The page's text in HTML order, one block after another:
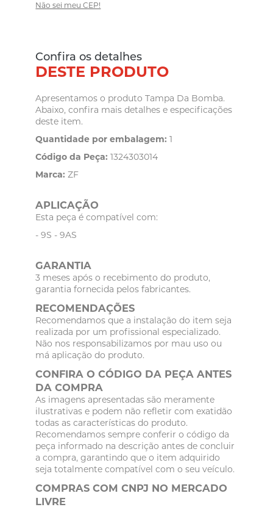
Não sei meu CEP!
Confira os detalhes
DESTE PRODUTO
Apresentamos o produto Tampa Da Bomba.
Abaixo, confira mais detalhes e especificações
deste item.
Quantidade por embalagem: 1
Código da Peça: 1324303014
Marca: ZF
APLICAÇÃO
Esta peça é compatível com:
- 9S - 9AS
GARANTIA
3 meses após o recebimento do produto,
garantia fornecida pelos fabricantes.
RECOMENDAÇÕES
Recomendamos que a instalação do item seja
realizada por um profissional especializado.
Não nos responsabilizamos por mau uso ou
má aplicação do produto.
CONFIRA O CÓDIGO DA PEÇA ANTES
DA COMPRA
As imagens apresentadas são meramente
ilustrativas e podem não refletir com exatidão
todas as características do produto.
Recomendamos sempre conferir o código da
peça informado na descrição antes de concluir
a compra, garantindo que o item adquirido
seja totalmente compatível com o seu veículo.
COMPRAS COM CNPJ NO MERCADO
LIVRE